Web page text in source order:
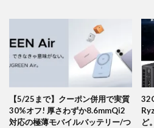
【5/25まで】クーポン併用で実質
30%オフ! 厚さわずか8.6mmQi2
対応の極薄モバイルバッテリー/つ
ど